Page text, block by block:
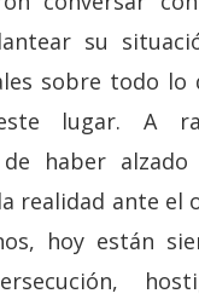
su
sobre todo lo
lugar. A
de haber
realidad ante el
hoy están